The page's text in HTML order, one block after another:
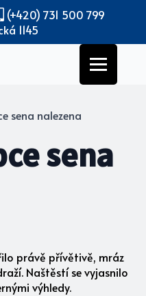
(+420) 731 500 799
1145
sena nalezena
sena
právě přívětivě, mráz
Naštěstí se vyjasnilo
výhledy.